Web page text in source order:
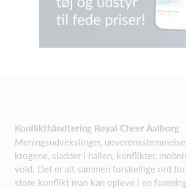
Konflikthåndtering Royal Cheer Aalborg
Meningsudvekslinger,
krogene, sladder i hallen, konflikter,
vold. Det er alt sammen forskellige ord
store konflikt man kan opleve i en